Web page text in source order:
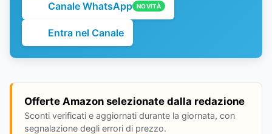
Canale WhatsApp NOVITÀ
Entra nel Canale
Offerte Amazon selezionate dalla redazione
Sconti verificati e aggiornati durante la giornata, con
segnalazione degli errori di prezzo.